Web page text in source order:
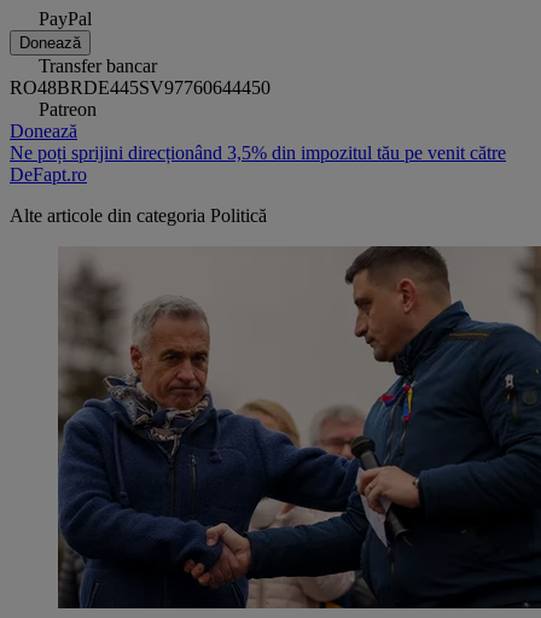
PayPal
Donează
Transfer bancar
RO48BRDE445SV97760644450
Patreon
Donează
Ne poți sprijini direcționând 3,5% din impozitul tău pe venit către
DeFapt.ro
Alte articole din categoria Politică